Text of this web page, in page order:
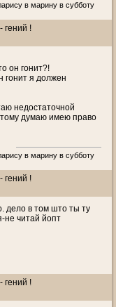
в марину в субботу
гений !
он гонит?!
гонит я должен
недостаточной
думаю имею право
в марину в субботу
гений !
дело в том што ты ту
не читай йопт
гений !